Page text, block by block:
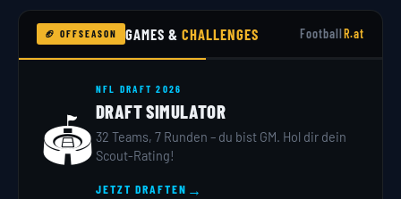
🏈 OFFSEASON GAMES &CHALLENGES FootballR.at
🏟️
NFL DRAFT 2026
DRAFT SIMULATOR
32 Teams, 7 Runden – du bist GM. Hol dir dein
Scout-Rating!
JETZT DRAFTEN →